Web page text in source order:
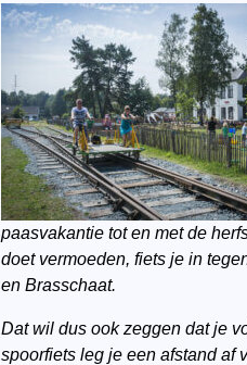
paasvakantie tot en met de
doet vermoeden, fiets je in
en Brasschaat.
Dat wil dus ook zeggen dat je
spoorfiets leg je een afstand af